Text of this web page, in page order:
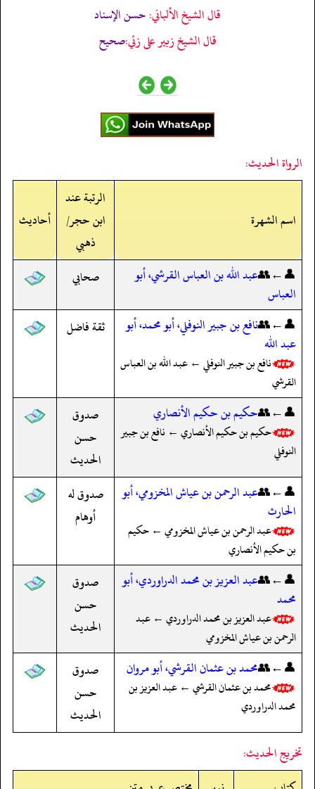
قال الشيخ الألباني:حسن الإسناد
قال الشيخ زبير على زئي:صحيح
الرواة الحديث:
اسم الشهرة
الرتبة عند
ابن حجر/
ذهبي
أحاديث
👤←👥عبد الله بن العباس القرشي، أبو
العباس
صحابي
👤←👥نافع بن جبير النوفلي، أبو محمد، أبو
عبد الله
نافع بن جبير النوفلي ← عبد الله بن العباس
القرشي
ثقة فاضل
👤←👥حكيم بن حكيم الأنصاري
حكيم بن حكيم الأنصاري ← نافع بن جبير
النوفلي
صدوق
حسن
الحديث
👤←👥عبد الرحمن بن عياش المخزومي، أبو
الحارث
عبد الرحمن بن عياش المخزومي ← حكيم
بن حكيم الأنصاري
صدوق له
أوهام
👤←👥عبد العزيز بن محمد الدراوردي، أبو
محمد
عبد العزيز بن محمد الدراوردي ← عبد
الرحمن بن عياش المخزومي
صدوق
حسن
الحديث
👤←👥محمد بن عثمان القرشي، أبو مروان
محمد بن عثمان القرشي ← عبد العزيز بن
محمد الدراوردي
صدوق
حسن
الحديث
تخريج الحديث: